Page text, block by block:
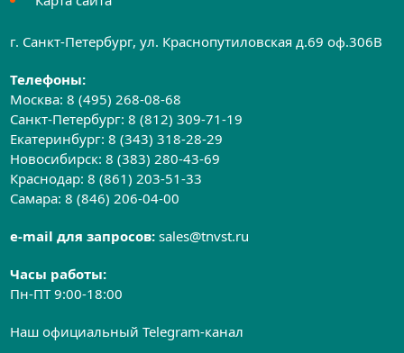
г. Санкт-Петербург, ул. Краснопутиловская д.69 оф.306B
Телефоны:
Москва:8 (495) 268-08-68
Санкт-Петербург:8 (812) 309-71-19
Екатеринбург:8 (343) 318-28-29
Новосибирск:8 (383) 280-43-69
Краснодар:8 (861) 203-51-33
Самара:8 (846) 206-04-00
e-mail для запросов:sales@tnvst.ru
Часы работы:
Пн-ПТ 9:00-18:00
Наш официальный Telegram-канал